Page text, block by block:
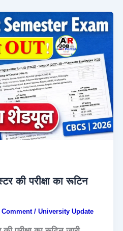
की परीक्षा का रूटिन
Comment / University Update